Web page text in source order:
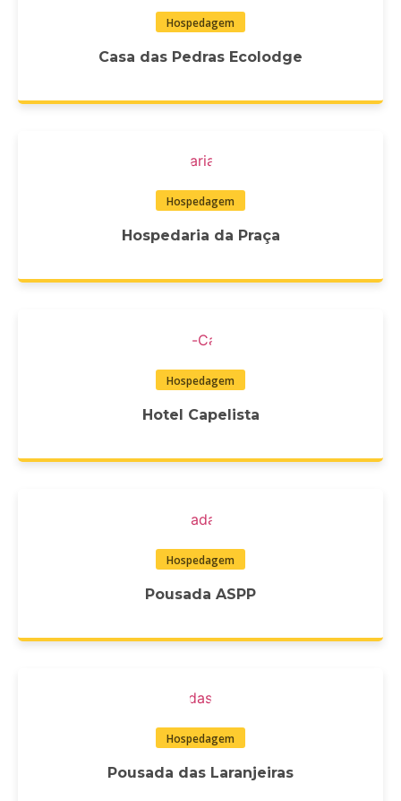
Hospedagem
Casa das Pedras Ecolodge
Hospedagem
Hospedaria da Praça
Hospedagem
Hotel Capelista
Hospedagem
Pousada ASPP
Hospedagem
Pousada das Laranjeiras